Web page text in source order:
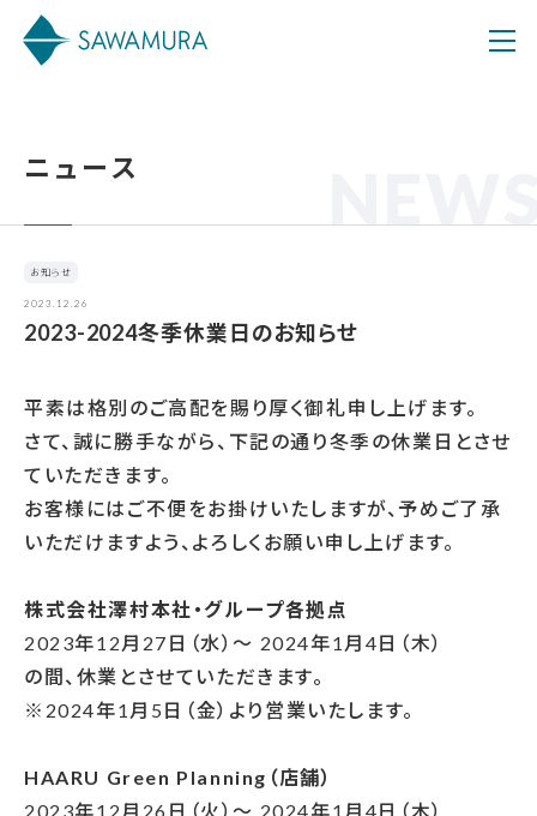
ニュース
お知らせ
2023.12.26
2023-2024冬季休業日のお知らせ
平素は格別のご高配を賜り厚く御礼申し上げます。
さて、誠に勝手ながら、下記の通り冬季の休業日とさせ
ていただきます。
お客様にはご不便をお掛けいたしますが、予めご了承
いただけますよう、よろしくお願い申し上げます。
株式会社澤村本社・グループ各拠点
2023年12月27日（水）～ 2024年1月4日（木）
の間、休業とさせていただきます。
※2024年1月5日（金）より営業いたします。
HAARU Green Planning（店舗）
2023年12月26日（火）～ 2024年1月4日（木）